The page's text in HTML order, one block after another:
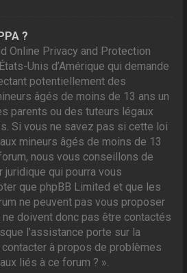
?
Online Privacy and Protection
Unis d’Amérique qui demande
potentiellement des
âgés de moins de 13 ans un
parents ou des tuteurs légaux
Si vous ne savez pas si cette loi
mineurs âgés de moins de 13
nous vous conseillons de
juridique qui pourra vous
que phpBB Limited et que les
ne peuvent pas vous proposer
doivent donc pas être contactés
l’assistance porte sur la
à propos de problèmes
liés à ce forum ? ».